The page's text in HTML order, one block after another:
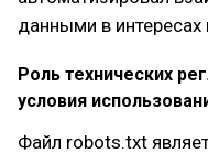
данными в интересах
Роль технических
условия
Файл robots.txt